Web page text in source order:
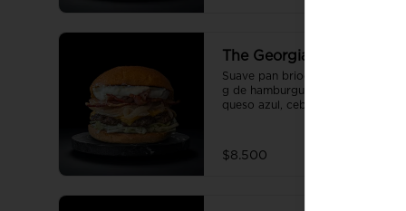
The Georgia Sweet
Suave pan brioche de 10 cm, 100
g de hamburguesa de vacuno,
queso azul, cebolla
$8.500